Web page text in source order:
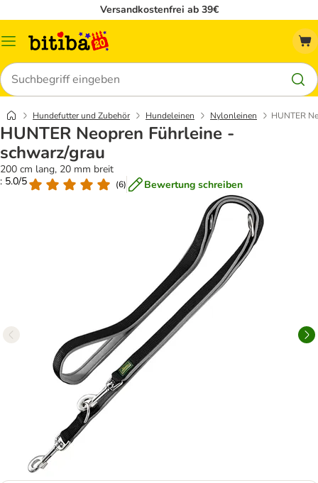
Versandkostenfrei ab 39€
Menü
Suchen
Hundefutter und Zubehör Hundeleinen Nylonleinen HUNTER
HUNTER Neopren Führleine -
schwarz/grau
200 cm lang, 20 mm breit
: 5.0/5
(6) Bewertung schreiben